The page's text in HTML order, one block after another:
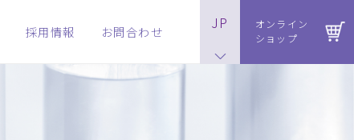
採用情報 お問合わせ JP
オンライン
ショップ